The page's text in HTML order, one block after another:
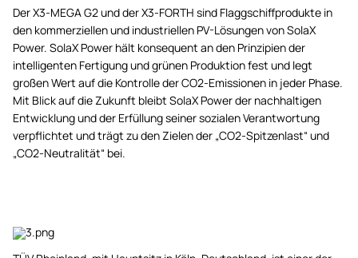
Der X3-MEGA G2 und der X3-FORTH sind Flaggschiffprodukte in
den kommerziellen und industriellen PV-Lösungen von SolaX
Power. SolaX Power hält konsequent an den Prinzipien der
intelligenten Fertigung und grünen Produktion fest und legt
großen Wert auf die Kontrolle der CO2-Emissionen in jeder Phase.
Mit Blick auf die Zukunft bleibt SolaX Power der nachhaltigen
Entwicklung und der Erfüllung seiner sozialen Verantwortung
verpflichtet und trägt zu den Zielen der „CO2-Spitzenlast“ und
„CO2-Neutralität“ bei.